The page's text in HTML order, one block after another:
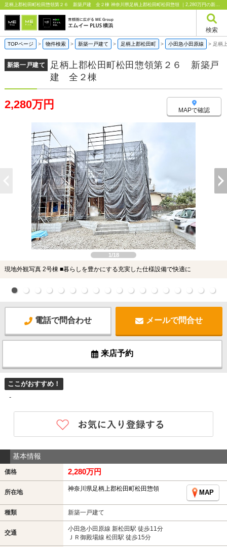
足柄上郡松田町松田惣領第２６ 新築戸建 全２棟 神奈川県足柄上郡松田町松田惣領 ｜2,280万円の新築一戸建て｜エムイーPLUS横浜
検索
TOPページ > 物件検索 > 新築一戸建て > 足柄上郡松田町 > 小田急小田原線 > 足柄
新築一戸建て
足柄上郡松田町松田惣領第２６ 新築戸
建 全２棟
2,280万円 MAPで確認
1/18
現地外観写真 2号棟 ■暮らしを豊かにする充実した仕様設備で快適に
電話で問合わせ メールで問合せ
来店予約
ここがおすすめ！
-
基本情報
価格 2,280万円
所在地 神奈川県足柄上郡松田町松田惣領
MAP
種類 新築一戸建て
交通
小田急小田原線 新松田駅 徒歩11分
ＪＲ御殿場線 松田駅 徒歩15分